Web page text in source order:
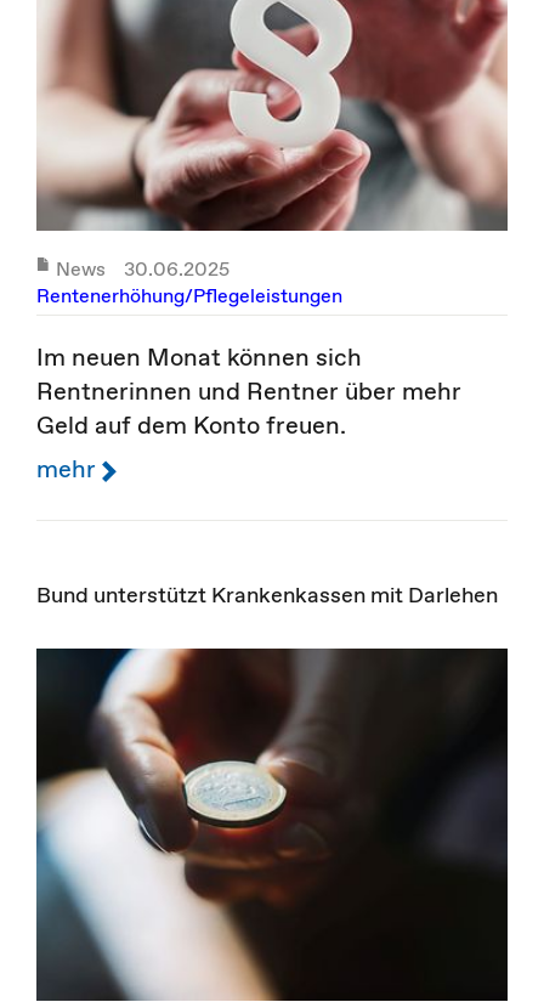
News
30.06.2025
Rentenerhöhung/Pflegeleistungen
Im neuen Monat können sich
Rentnerinnen und Rentner über mehr
Geld auf dem Konto freuen.
mehr
Bund unterstützt Krankenkassen mit Darlehen